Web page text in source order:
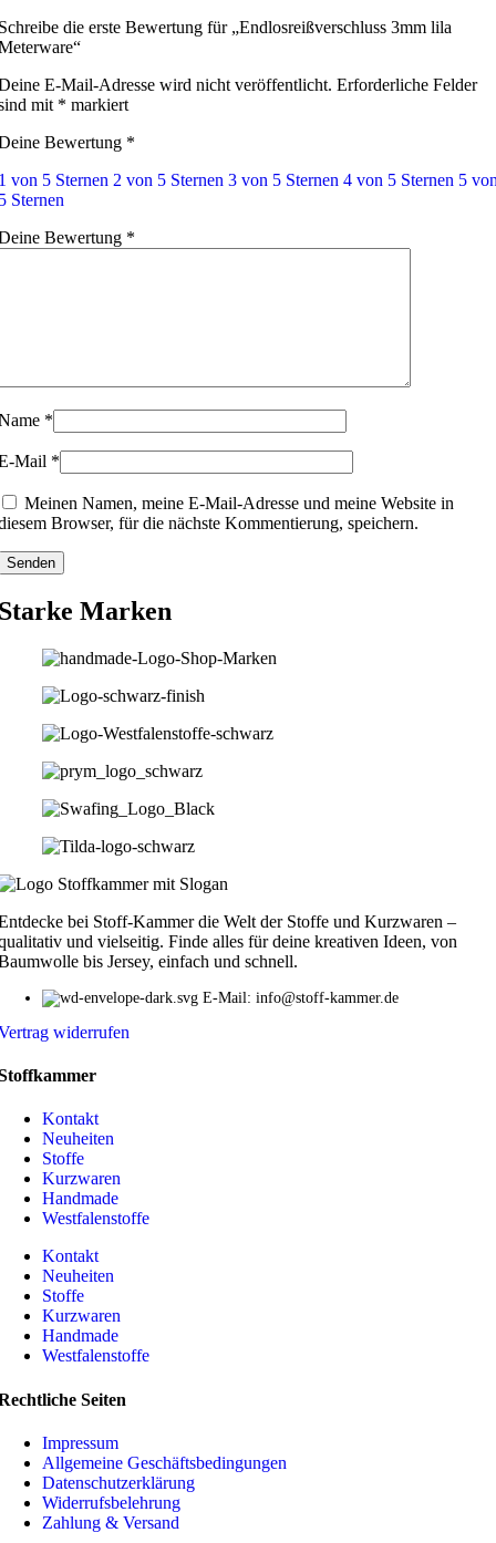
die erste Bewertung für „Endlosreißverschluss 3mm lila
E-Mail-Adresse wird nicht veröffentlicht. Erforderliche Felder
mit * markiert
Bewertung *
von 5 Sternen 2 von 5 Sternen 3 von 5 Sternen 4 von 5 Sternen 5
Sternen
Bewertung *
*
Mail *
Meinen Namen, meine E-Mail-Adresse und meine Website in
Browser, für die nächste Kommentierung, speichern.
Marken
bei Stoff-Kammer die Welt der Stoffe und Kurzwaren –
und vielseitig. Finde alles für deine kreativen Ideen, von
bis Jersey, einfach und schnell.
E-Mail: info@stoff-kammer.de
widerrufen
Kontakt
Neuheiten
Stoffe
Kurzwaren
Handmade
Westfalenstoffe
Kontakt
Neuheiten
Stoffe
Kurzwaren
Handmade
Westfalenstoffe
Seiten
Impressum
Allgemeine Geschäftsbedingungen
Datenschutzerklärung
Widerrufsbelehrung
Zahlung & Versand